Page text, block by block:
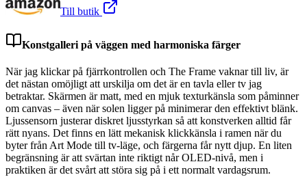
Till butik
Konstgalleri på väggen med harmoniska färger
När jag klickar på fjärrkontrollen och The Frame vaknar till liv, är
det nästan omöjligt att urskilja om det är en tavla eller tv jag
betraktar. Skärmen är matt, med en mjuk texturkänsla som påminner
om canvas – även när solen ligger på minimerar den effektivt blänk.
Ljussensorn justerar diskret ljusstyrkan så att konstverken alltid får
rätt nyans. Det finns en lätt mekanisk klickkänsla i ramen när du
byter från Art Mode till tv-läge, och färgerna får nytt djup. En liten
begränsning är att svärtan inte riktigt når OLED-nivå, men i
praktiken är det svårt att störa sig på i ett normalt vardagsrum.